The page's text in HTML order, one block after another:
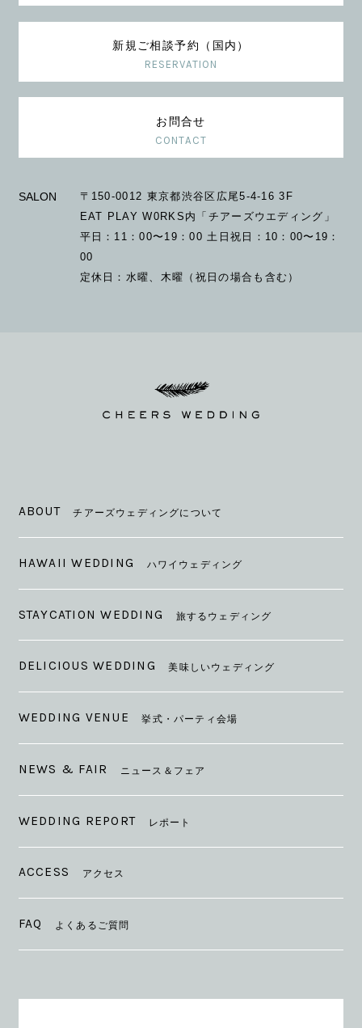
新規ご相談予約（国内）
RESERVATION
お問合せ
CONTACT
SALON
〒150-0012 東京都渋谷区広尾5-4-16 3F
EAT PLAY W0RKS内「チアーズウエディング」
平日：11：00〜19：00 土日祝日：10：00〜19：
00
定休日：水曜、木曜（祝日の場合も含む）
ABOUT チアーズウェディングについて
HAWAII WEDDING ハワイウェディング
STAYCATION WEDDING 旅するウェディング
DELICIOUS WEDDING 美味しいウェディング
WEDDING VENUE 挙式・パーティ会場
NEWS & FAIR ニュース＆フェア
WEDDING REPORT レポート
ACCESS アクセス
FAQ よくあるご質問